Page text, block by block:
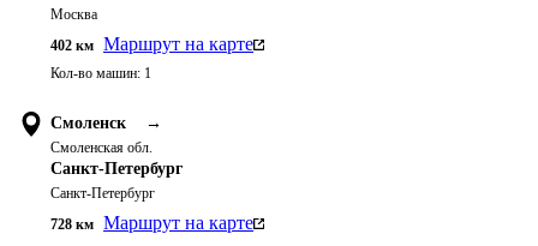
Москва
402 км Маршрут на карте
Кол-во машин: 1
Смоленск →
Смоленская обл.
Санкт-Петербург
Санкт-Петербург
728 км Маршрут на карте